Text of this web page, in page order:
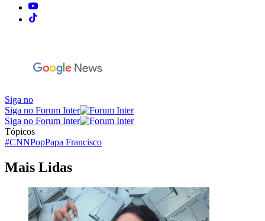
Siga no
Siga no Forum Inter
Siga no Forum Inter
Tópicos
#CNNPopPapa Francisco
Mais Lidas